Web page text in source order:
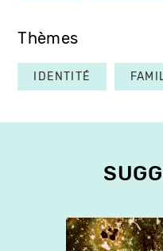
Thèmes
IDENTITÉ